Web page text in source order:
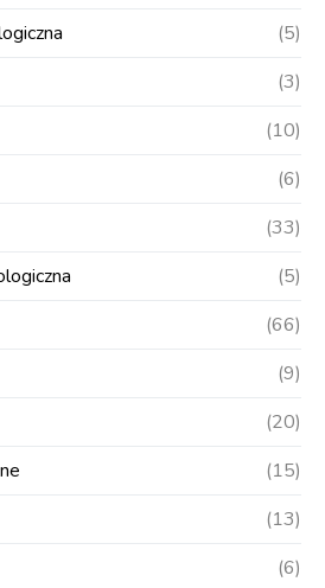
(5)
(3)
(10)
(6)
(33)
(5)
(66)
(9)
(20)
(15)
(13)
(6)